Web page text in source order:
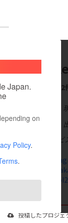
ト 注目の
ジェット
域活性化
Japan.
on
Policy.
.
これまでに2
出身国：日本
オアシスサー
jmty.jp/
lin.ee/
投稿したプロジェ